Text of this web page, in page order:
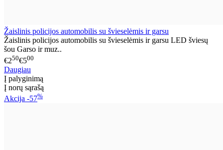
Žaislinis policijos automobilis su švieselėmis ir garsu
Žaislinis policijos automobilis su švieselėmis ir garsu LED šviesų
šou Garso ir muz..
€250€500
Daugiau
Į palyginimą
Į norų sąrašą
Akcija -57%